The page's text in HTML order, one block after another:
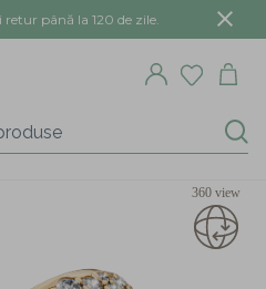
retur până la 120 de zile.
360 view